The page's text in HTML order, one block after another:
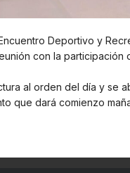
Deportivo y
con la
al orden del día y se
que dará comienzo